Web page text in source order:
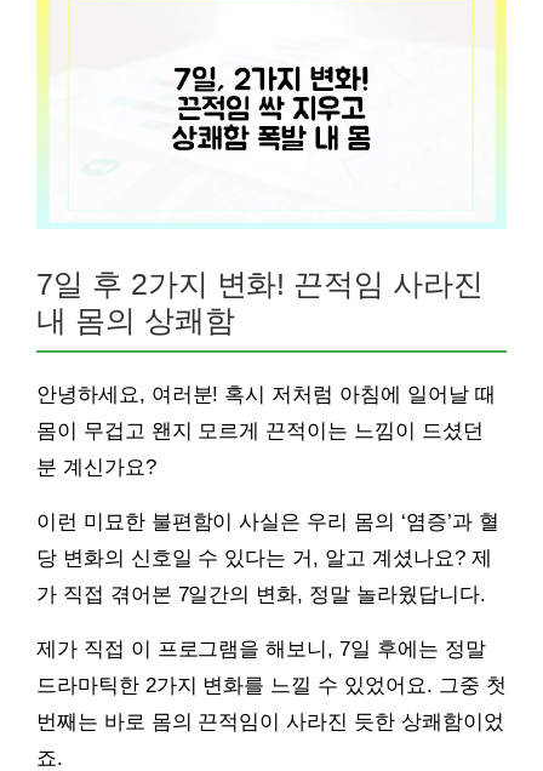
7일 후 2가지 변화! 끈적임 사라진
내 몸의 상쾌함
안녕하세요, 여러분! 혹시 저처럼 아침에 일어날 때
몸이 무겁고 왠지 모르게 끈적이는 느낌이 드셨던
분 계신가요?
이런 미묘한 불편함이 사실은 우리 몸의 ‘염증’과 혈
당 변화의 신호일 수 있다는 거, 알고 계셨나요? 제
가 직접 겪어본 7일간의 변화, 정말 놀라웠답니다.
제가 직접 이 프로그램을 해보니, 7일 후에는 정말
드라마틱한 2가지 변화를 느낄 수 있었어요. 그중 첫
번째는 바로 몸의 끈적임이 사라진 듯한 상쾌함이었
죠.